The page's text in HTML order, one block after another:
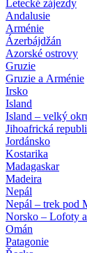
Letecké zájezdy
Andalusie
Arménie
Ázerbájdžán
Azorské ostrovy
Gruzie
Gruzie a Arménie
Irsko
Island
Island – velký
Jihoafrická
Jordánsko
Kostarika
Madagaskar
Madeira
Nepál
Nepál – trek pod
Norsko – Lofoty
Omán
Patagonie